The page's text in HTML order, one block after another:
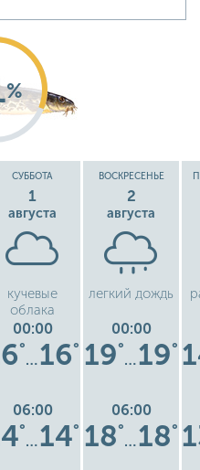
%
СУББОТА
1
августа
кучевые
облака
00:00
°
…16°
06:00
°
…14°
ВОСКРЕСЕНЬЕ
2
августа
легкий дождь
00:00
19°
…19°
06:00
18°
…18°